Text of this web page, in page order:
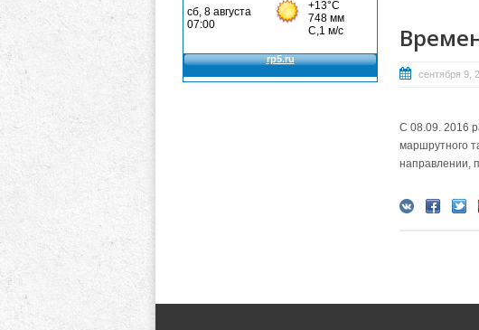
сентября 9,
С 08.09. 2016
маршрутного
направлении,